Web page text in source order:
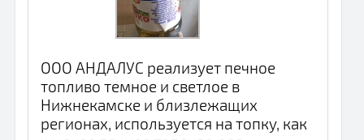
ООО АНДАЛУС реализует печное
топливо темное и светлое в
Нижнекамске и близлежащих
регионах, используется на топку, как